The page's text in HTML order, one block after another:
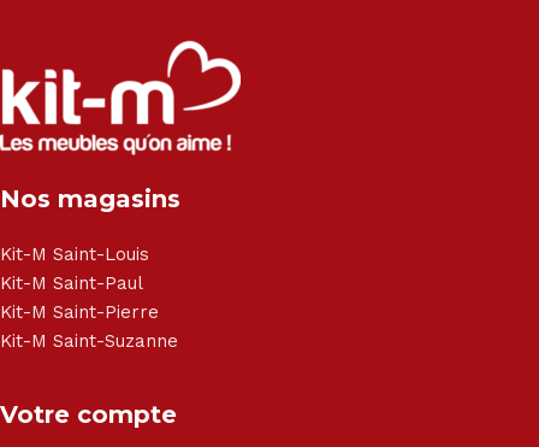
Salon angle - Salon convertible - Salon relax - Canapé -
Canapé lit - Cuisine sur-mesure - Fauteuil - Armoire - Table
et chaise - Meuble de salle de bain - Literie - Lit - Bureau -
Électroménager - Télévision led - Réfrigérateur -
- Matelas - Hifi Hitachi, LG, Sharp, Philips, Bosh, Moulinex,
Haier, Sony, Cecotec, Westpoint, Dyson.
Nos magasins
Kit-M Saint-Louis
Kit-M Saint-Paul
Kit-M Saint-Pierre
Kit-M Saint-Suzanne
Votre compte